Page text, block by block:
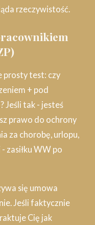
rzeczywistość.
prosty test: czy
+ pod
Jeśli tak - jesteś
prawo do ochrony
za chorobę, urlopu,
zasiłku WW po
się umowa
Jeśli faktycznie
Cię jak